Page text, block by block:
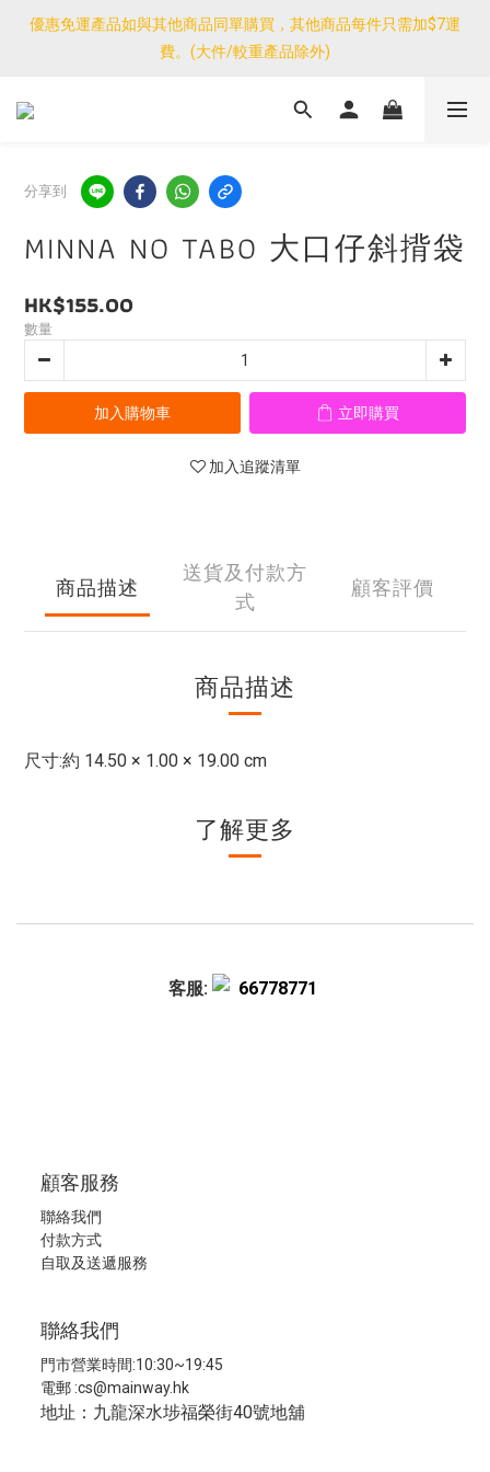
優惠免運產品如與其他商品同單購買，其他商品每件只需加$7運
費。(大件/較重產品除外)
優惠免運產品如與其他商品同單購買，其他商品每件只需加$7運
費。(大件/較重產品除外)
<公告>感謝支持！我們團隊由30/7~12/8外訪搜羅新產品，期間網
優惠免運產品如與其他商品同單購買，其他商品每件只需加$7運
費。(大件/較重產品除外)
分享到
MINNA NO TABO 大口仔斜揹袋
HK$155.00
數量
加入購物車 立即購買
加入追蹤清單
商品描述
送貨及付款方
式
顧客評價
商品描述
尺寸:約 14.50 × 1.00 × 19.00 cm
了解更多
客服: 66778771
顧客服務
聯絡我們
付款方式
自取及送遞服務
聯絡我們
門市營業時間:10:30~19:45
電郵 :cs@mainway.hk
地址：九龍深水埗福榮街40號地舖